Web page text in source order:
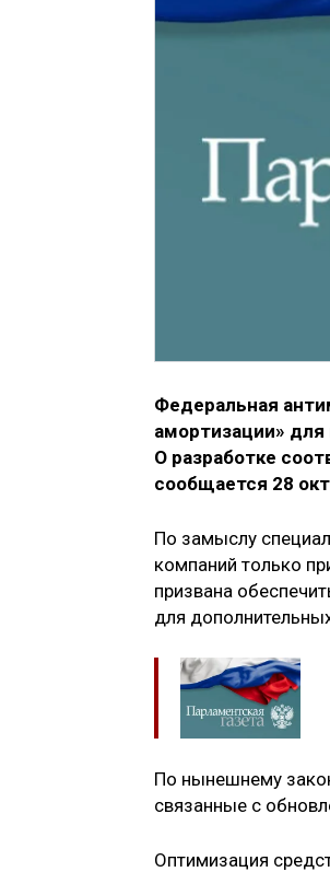
Федеральная
амортизации»
О разработке
сообщается 28
По замыслу
компаний только
призвана
для
По нынешнему
связанные с
Оптимизация